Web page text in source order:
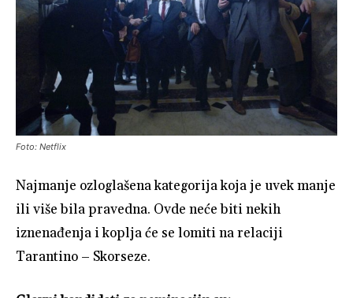
Foto: Netflix
Najmanje ozloglašena kategorija koja je uvek manje
ili više bila pravedna. Ovde neće biti nekih
iznenađenja i koplja će se lomiti na relaciji
Tarantino – Skorseze.